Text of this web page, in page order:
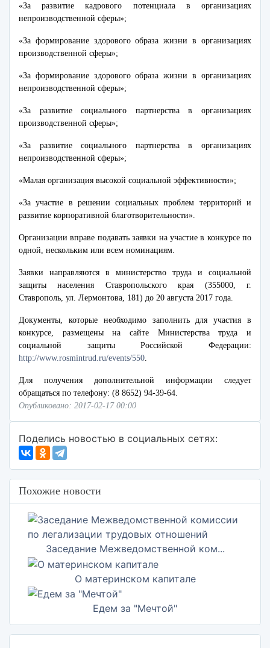
«За развитие кадрового потенциала в организациях
непроизводственной сферы»;
«За формирование здорового образа жизни в организациях
производственной сферы»;
«За формирование здорового образа жизни в организациях
непроизводственной сферы»;
«За развитие социального партнерства в организациях
производственной сферы»;
«За развитие социального партнерства в организациях
непроизводственной сферы»;
«Малая организация высокой социальной эффективности»;
«За участие в решении социальных проблем территорий и
развитие корпоративной благотворительности».
Организации вправе подавать заявки на участие в конкурсе по
одной, нескольким или всем номинациям.
Заявки направляются в министерство труда и социальной
защиты населения Ставропольского края (355000, г.
Ставрополь, ул. Лермонтова, 181) до 20 августа 2017 года.
Документы, которые необходимо заполнить для участия в
конкурсе, размещены на сайте Министерства труда и
социальной защиты Российской Федерации:
http://www.rosmintrud.ru/events/550.
Для получения дополнительной информации следует
обращаться по телефону: (8 8652) 94-39-64.
Опубликовано: 2017-02-17 00:00
Поделись новостью в социальных сетях:
Похожие новости
Заседание Межведомственной ком...
О материнском капитале
Едем за "Мечтой"